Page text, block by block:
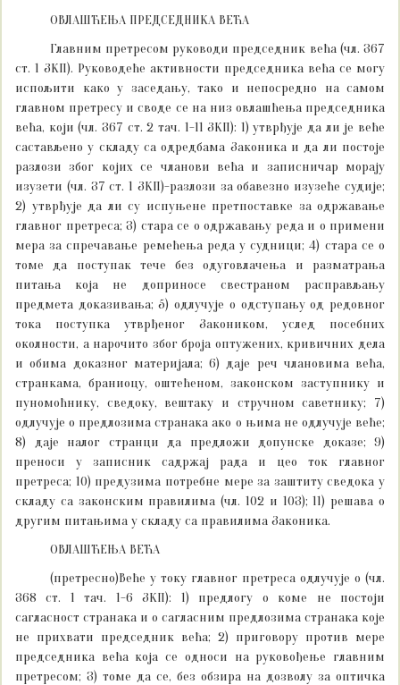
ОВЛАШЋЕЊА ПРЕДСЕДНИКА ВЕЋА
Главним претресом руководи председник већа (чл. 367
ст. 1 ЗКП). Руководеће активности председника већа се могу
испољити како у заседању, тако и непосредно на самом
главном претресу и своде се на низ овлашћења председника
већа, који (чл. 367 ст. 2 тач. 1-11 ЗКП): 1) утврђује да ли је веће
састављено у складу са одредбама Законика и да ли постоје
разлози због којих се чланови већа и записничар морају
изузети (чл. 37 ст. 1 ЗКП)-разлози за обавезно изузеће судије;
2) утврђује да ли су испуњене претпоставке за одржавање
главног претреса; 3) стара се о одржавању реда и о примени
мера за спречавање ремећења реда у судници; 4) стара се о
томе да поступак тече без одуговлачења и разматрања
питања која не доприносе свестраном расправљању
предмета доказивања; 5) одлучује о одступању од редовног
тока поступка утврђеног Закоником, услед посебних
околности, а нарочито због броја оптужених, кривичних дела
и обима доказног материјала; 6) даје реч члановима већа,
странкама, браниоцу, оштећеном, законском заступнику и
пуномоћнику, сведоку, вештаку и стручном саветнику; 7)
одлучује о предлозима странака ако о њима не одлучује веће;
8) даје налог странци да предложи допунске доказе; 9)
преноси у записник садржај рада и цео ток главног
претреса; 10) предузима потребне мере за заштиту сведока у
складу са законским правилима (чл. 102 и 103); 11) решава о
другим питањима у складу са правилима Законика.
ОВЛАШЋЕЊА ВЕЋА
(претресно)Веће у току главног претреса одлучује о (чл.
368 ст. 1 тач. 1-6 ЗКП): 1) предлогу о коме не постоји
сагласност странака и о сагласним предлозима странака које
не прихвати председник већа; 2) приговору против мере
председника већа која се односи на руковођење главним
претресом; 3) томе да се, без обзира на дозволу за оптичка